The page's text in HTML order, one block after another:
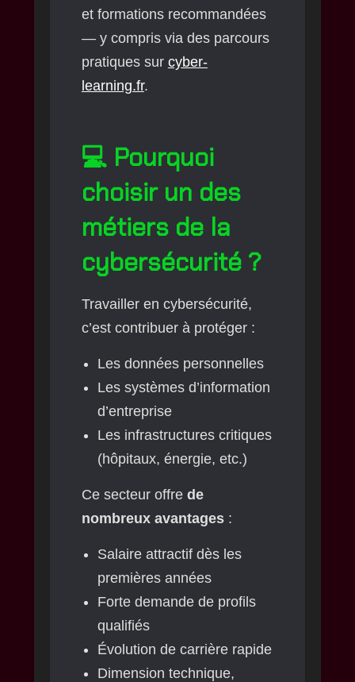
et formations recommandées
— y compris via des parcours
pratiques sur cyber-
learning.fr.
💻 Pourquoi
choisir un des
métiers de la
cybersécurité ?
Travailler en cybersécurité,
c’est contribuer à protéger :
Les données personnelles
Les systèmes d’information
d’entreprise
Les infrastructures critiques
(hôpitaux, énergie, etc.)
Ce secteur offre de
nombreux avantages:
Salaire attractif dès les
premières années
Forte demande de profils
qualifiés
Évolution de carrière rapide
Dimension technique,